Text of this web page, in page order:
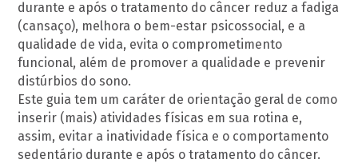
durante e após o tratamento do câncer reduz a fadiga
(cansaço), melhora o bem-estar psicossocial, e a
qualidade de vida, evita o comprometimento
funcional, além de promover a qualidade e prevenir
distúrbios do sono.
Este guia tem um caráter de orientação geral de como
inserir (mais) atividades físicas em sua rotina e,
assim, evitar a inatividade física e o comportamento
sedentário durante e após o tratamento do câncer.